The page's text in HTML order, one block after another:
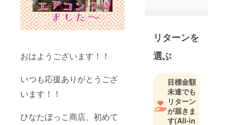
おはようございます！！
いつも応援ありがとうござ
います！！
ひなたぼっこ商店、初めて
リターンを
選ぶ
目標金額
未達でも
リターン
が届きま
す(All-in